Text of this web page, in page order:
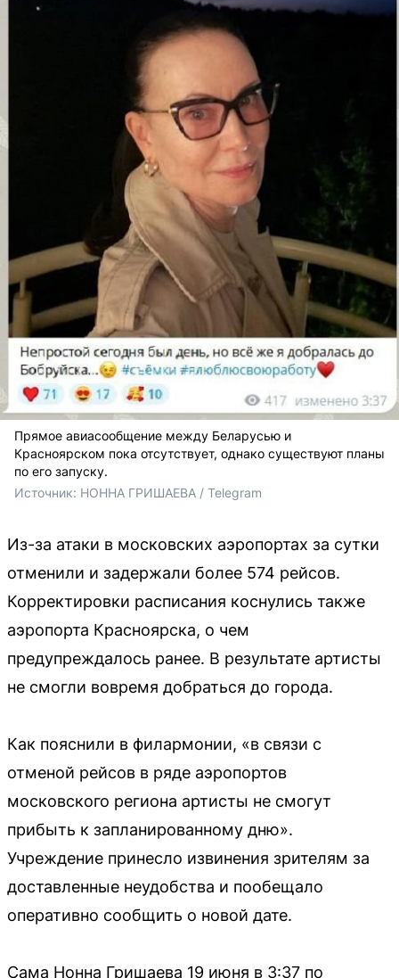
Прямое авиасообщение между Беларусью и
Красноярском пока отсутствует, однако существуют планы
по его запуску.
Источник: НОННА ГРИШАЕВА / Telegram
Из-за атаки в московских аэропортах за сутки
отменили и задержали более 574 рейсов.
Корректировки расписания коснулись также
аэропорта Красноярска, о чем
предупреждалось ранее. В результате артисты
не смогли вовремя добраться до города.
Как пояснили в филармонии, «в связи с
отменой рейсов в ряде аэропортов
московского региона артисты не смогут
прибыть к запланированному дню».
Учреждение принесло извинения зрителям за
доставленные неудобства и пообещало
оперативно сообщить о новой дате.
Сама Нонна Гришаева 19 июня в 3:37 по